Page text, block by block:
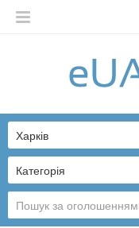
Українська
Категорія
Харків